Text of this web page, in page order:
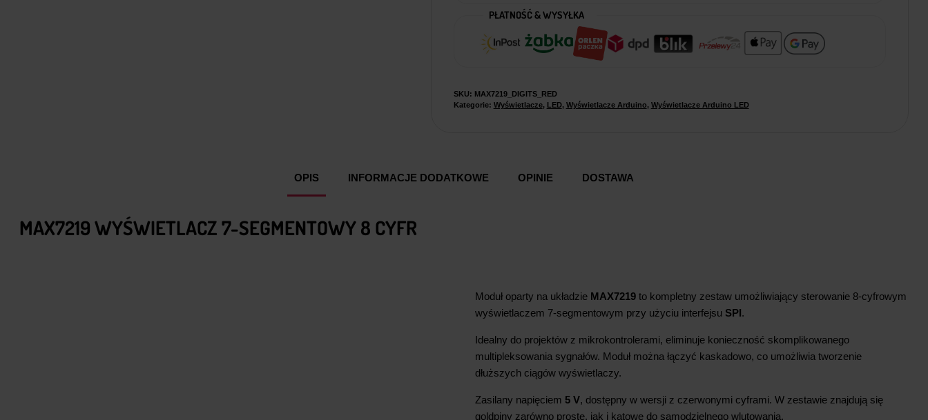
PŁATNOŚĆ & WYSYŁKA
SKU: MAX7219_DIGITS_RED
Kategorie: Wyświetlacze, LED, Wyświetlacze Arduino, Wyświetlacze Arduino LED
OPIS INFORMACJE DODATKOWE OPINIE DOSTAWA
MAX7219 WYŚWIETLACZ 7-SEGMENTOWY 8 CYFR
Moduł oparty na układzie MAX7219 to kompletny zestaw umożliwiający sterowanie 8-cyfrowym
wyświetlaczem 7-segmentowym przy użyciu interfejsu SPI.
Idealny do projektów z mikrokontrolerami, eliminuje konieczność skomplikowanego
multipleksowania sygnałów. Moduł można łączyć kaskadowo, co umożliwia tworzenie
dłuższych ciągów wyświetlaczy.
Zasilany napięciem 5 V, dostępny w wersji z czerwonymi cyframi. W zestawie znajdują się
goldpiny zarówno proste, jak i kątowe do samodzielnego wlutowania.